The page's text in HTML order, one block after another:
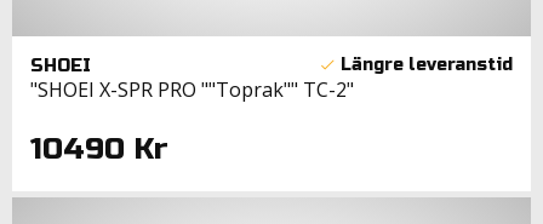
SHOEI
"SHOEI X-SPR PRO ""Toprak"" TC-2"
10490 Kr